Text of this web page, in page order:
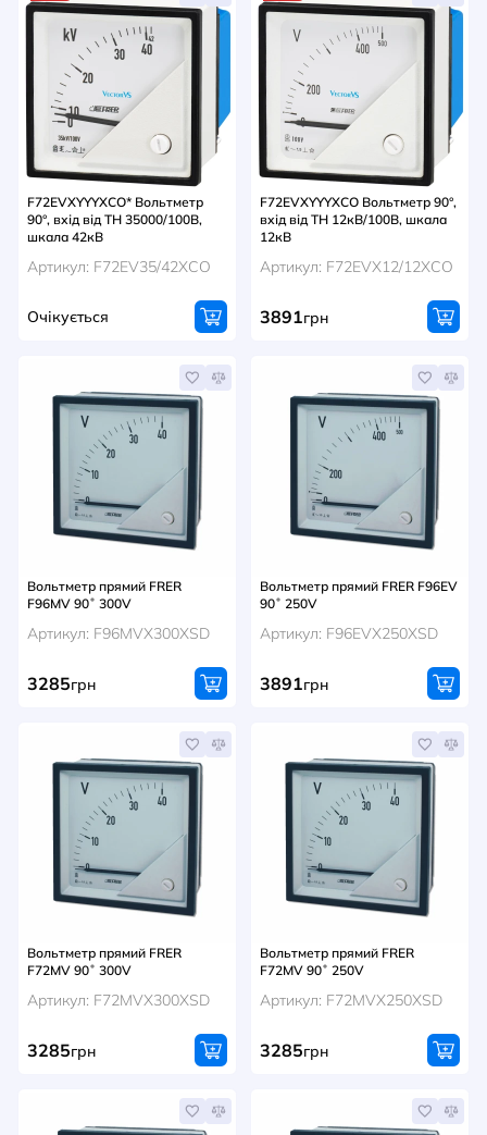
F72EVXYYYXCO* Вольтметр
90°, вхід від ТН 35000/100В,
шкала 42кВ
Артикул: F72EV35/42XCO
Очікується
F72EVXYYYXCO Вольтметр 90°,
вхід від ТН 12кВ/100В, шкала
12кВ
Артикул: F72EVX12/12XCO
3891грн
Вольтметр прямий FRER
F96MV 90˚ 300V
Артикул: F96MVX300XSD
3285грн
Вольтметр прямий FRER F96EV
90˚ 250V
Артикул: F96EVX250XSD
3891грн
Вольтметр прямий FRER
F72MV 90˚ 300V
Артикул: F72MVX300XSD
3285грн
Вольтметр прямий FRER
F72MV 90˚ 250V
Артикул: F72MVX250XSD
3285грн